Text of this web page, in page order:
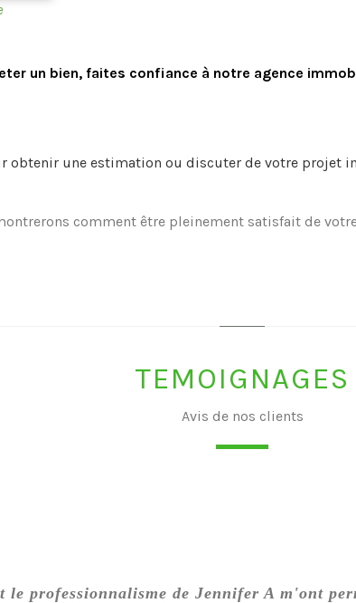
un bien, faites confiance à notre agence
obtenir une estimation ou discuter de votre projet
comment être pleinement satisfait de
TEMOIGNAGES
Avis de nos clients
le professionnalisme de Jennifer A m'ont